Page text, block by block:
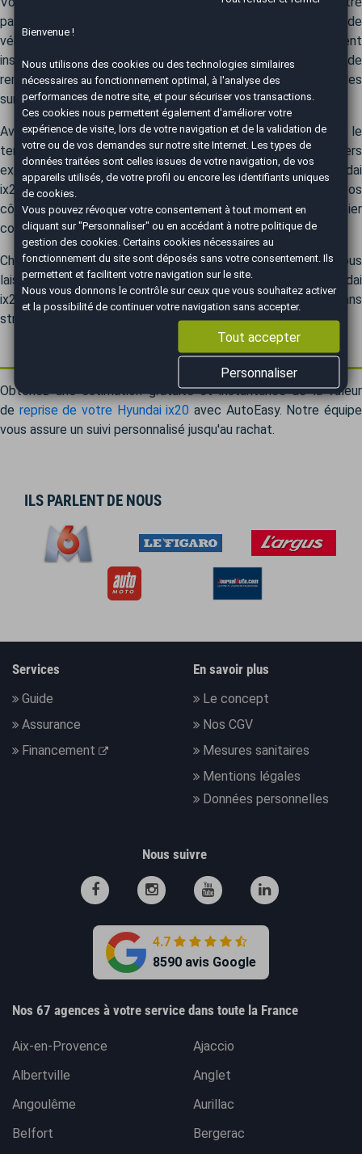
partenaire automobile sur mesure. Découvrez notre panel de
véhicules Hyundai ix20, des occasions méticuleusement
inspectées aux modèles neufs 0 km dernier cri. Bénéficiez de
remises jusqu'à 30 % et faites des économies substantielles
sur votre prochain véhicule.
Avec notre réseau de près de 50 agences réparties sur tout le
territoire, nous sommes toujours à proximité. Nos conseillers
experts vous aideront à trouver précisément le modèle Hyundai
ix20 qui correspond à vos besoins. Notre équipe sera à vos
côtés tout au long de votre démarche d'achat, du premier
conseil jusqu'à la finalisation.
Chez AutoEasy, nous traitons l'intégralité des formalités, vous
laissant vous concentrer sur le plaisir de votre nouvelle Hyundai
ix20. L'achat d'un véhicule devient une expérience fluide et sans
stress. Optez pour la tranquillité avec AutoEasy.
Cherchez-vous à revendre votre Hyundai ix20 ?
Obtenez une estimation gratuite et instantanée de la valeur
de reprise de votre Hyundai ix20 avec AutoEasy. Notre équipe
vous assure un suivi personnalisé jusqu'au rachat.
ILS PARLENT DE NOUS
Services
Guide
Assurance
Financement
En savoir plus
Le concept
Nos CGV
Mesures sanitaires
Mentions légales
Données personnelles
Nous suivre
4.7
8590 avis Google
Nos 67 agences à votre service dans toute la France
Aix-en-Provence
Ajaccio
Albertville
Anglet
Angoulême
Aurillac
Belfort
Bergerac
Bienvenue !
Nous utilisons des cookies ou des technologies similaires
nécessaires au fonctionnement optimal, à l'analyse des
performances de notre site, et pour sécuriser vos transactions.
Ces cookies nous permettent également d'améliorer votre
expérience de visite, lors de votre navigation et de la validation de
votre ou de vos demandes sur notre site Internet. Les types de
données traitées sont celles issues de votre navigation, de vos
appareils utilisés, de votre profil ou encore les identifiants uniques
de cookies.
Vous pouvez révoquer votre consentement à tout moment en
cliquant sur "Personnaliser" ou en accédant à notrepolitique de
gestion des cookies . Certains cookies nécessaires au
fonctionnement du site sont déposés sans votre consentement. Ils
permettent et facilitent votre navigation sur le site.
Nous vous donnons le contrôle sur ceux que vous souhaitez activer
et la possibilité de continuer votre navigation sans accepter.
Tout accepter
Personnaliser